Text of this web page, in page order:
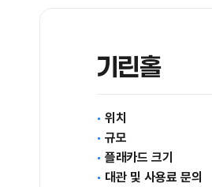
기린홀
위치
규모
플래카드 크기
대관 및 사용료 문의